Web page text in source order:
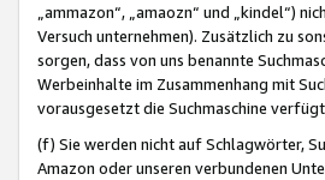
„ammazon“, „amaozn“ und „kindel“)
Versuch unternehmen). Zusätzlich zu
sorgen, dass von uns benannte
Werbeinhalte im Zusammenhang mit
vorausgesetzt die Suchmaschine
(f) Sie werden nicht auf Schlagwörter,
Amazon oder unseren verbundenen